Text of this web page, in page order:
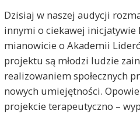
Dzisiaj w naszej audycji
innymi o ciekawej inicjatywie
mianowicie o Akademii
projektu są młodzi ludzie
realizowaniem społecznych
nowych umiejętności.
projekcie terapeutyczno –